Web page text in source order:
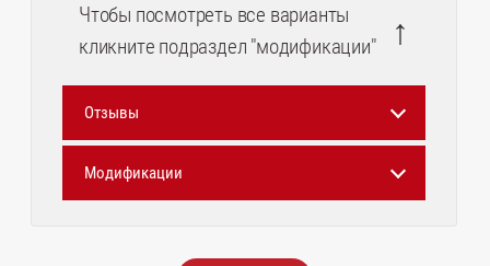
Чтобы посмотреть все варианты
кликните подраздел "модификации"
↑
Отзывы
Модификации